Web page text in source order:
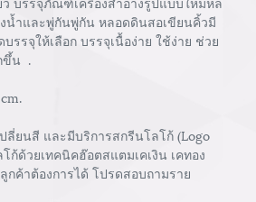
น้ำและพู่กันพู่กัน หลอดดินสอเขียนคิ้วมี
รจุให้เลือก บรรจุเนื้อง่าย ใช้ง่าย ช่วย
ขึ้น .
ลี่ยนสี และมีบริการสกรีนโลโก้ (Logo
ก้ด้วยเทคนิคฮ๊อตสแตมเคเงิน เคทอง
กค้าต้องการได้ โปรดสอบถามราย